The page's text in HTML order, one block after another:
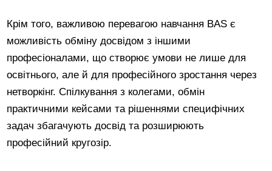
Крім того, важливою перевагою навчання BAS є
можливість обміну досвідом з іншими
професіоналами, що створює умови не лише для
освітнього, але й для професійного зростання через
нетворкінг. Спілкування з колегами, обмін
практичними кейсами та рішеннями специфічних
задач збагачують досвід та розширюють
професійний кругозір.